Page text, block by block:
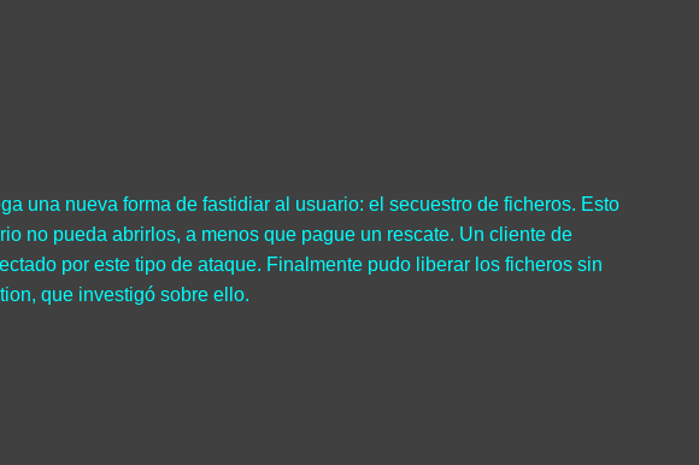
una nueva forma de fastidiar al usuario: el secuestro de ficheros. Esto
no pueda abrirlos, a menos que pague un rescate. Un cliente de
por este tipo de ataque. Finalmente pudo liberar los ficheros sin
que investigó sobre ello.